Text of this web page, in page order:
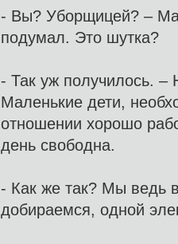
- Вы? Уборщицей? –
подумал. Это шутка?
- Так уж получилось.
Маленькие дети,
отношении хорошо
день свободна.
- Как же так? Мы ведь
добираемся, одной